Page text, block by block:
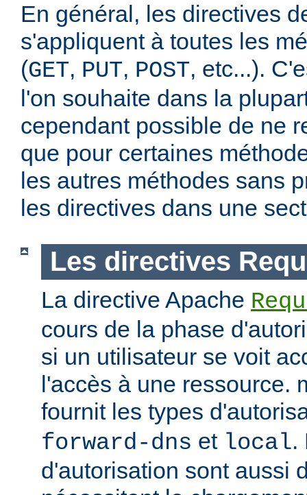
En général, les directives
s'appliquent à toutes les
(GET, PUT, POST, etc...).
l'on souhaite dans la
cependant possible de ne
que pour certaines
les autres méthodes sans
les directives dans une
Les directives
La directive Apache
cours de la phase
si un utilisateur se voit
l'accès à une ressource.
fournit les types
forward-dns et local.
d'autorisation sont aussi